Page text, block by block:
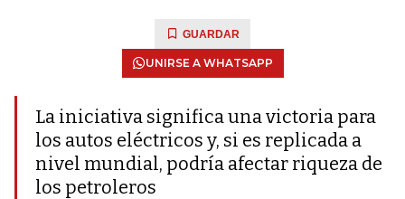
GUARDAR
UNIRSE A WHATSAPP
La iniciativa significa una victoria para
los autos eléctricos y, si es replicada a
nivel mundial, podría afectar riqueza de
los petroleros